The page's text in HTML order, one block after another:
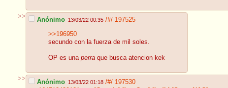
>> Anónimo 13/03/22 00:35 /#/ 197525
>>196950
secundo con la fuerza de mil soles.
OP es una perra que busca atencion kek
>> Anónimo 13/03/22 01:18 /#/ 197530